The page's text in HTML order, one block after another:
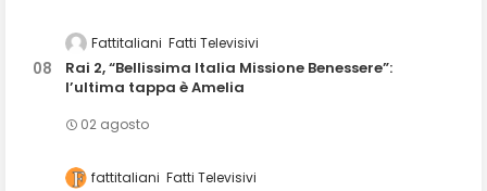
Fattitaliani Fatti Televisivi
Rai 2, “Bellissima Italia Missione Benessere”:
l’ultima tappa è Amelia
02 agosto
fattitaliani Fatti Televisivi